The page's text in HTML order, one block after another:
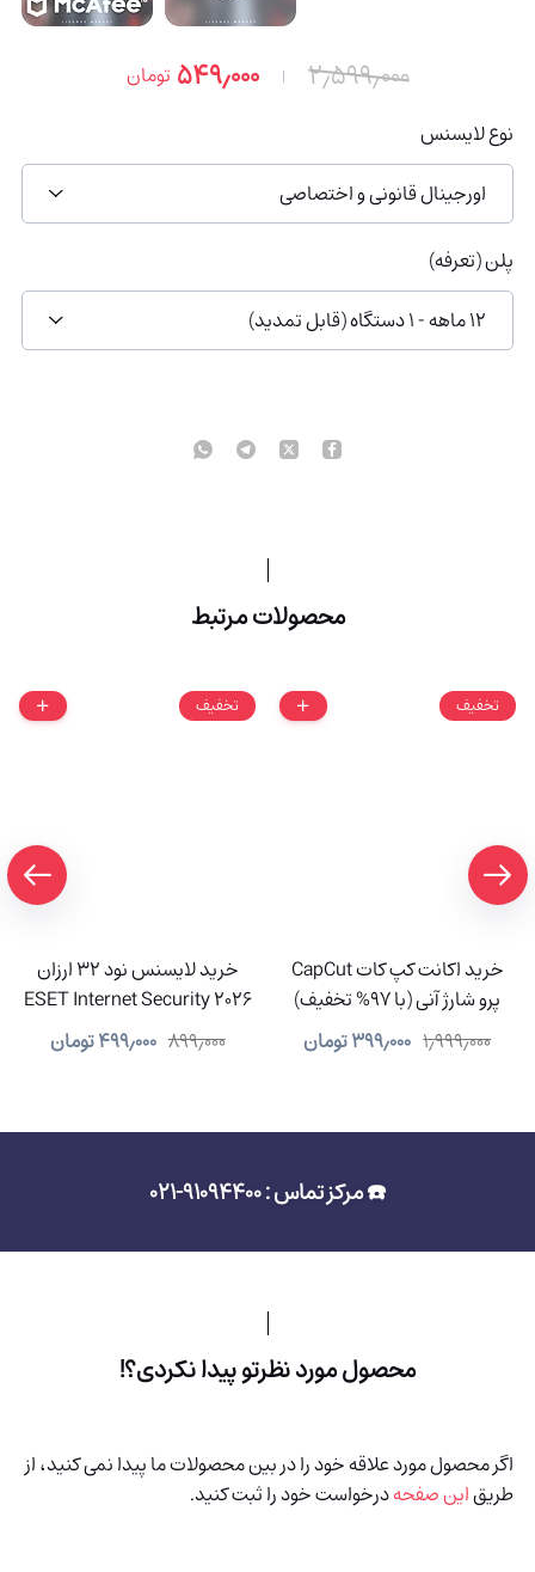
۲٫۵۹۹٫۰۰۰ ۵۴۹٫۰۰۰ تومان
نوع لایسنس
اورجینال قانونی و اختصاصی
پلن (تعرفه)
12 ماهه - 1 دستگاه (قابل تمدید)
محصولات مرتبط
تخفیف
خرید اکانت کپ کات CapCut
پرو شارژ آنی (با 97% تخفیف)
۱٫۹۹۹٫۰۰۰ ۳۹۹٫۰۰۰تومان
تخفیف
خرید لایسنس نود 32 ارزان
ESET Internet Security 2026
۸۹۹٫۰۰۰ ۴۹۹٫۰۰۰تومان
☎️ مرکز تماس : 91094400-021
محصول مورد نظرتو پیدا نکردی؟!
اگر محصول مورد علاقه خود را در بین محصولات ما پیدا نمی کنید، از
طریقاین صفحهدرخواست خود را ثبت کنید.